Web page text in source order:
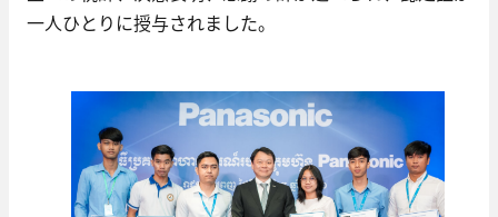
一人ひとりに授与されました。